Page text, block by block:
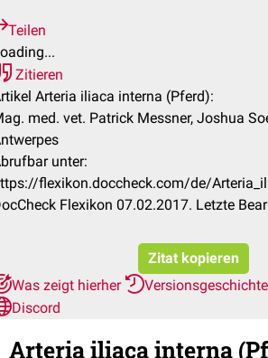
Teilen
Zitieren
Arteria iliaca interna (Pferd):
med. vet. Patrick Messner, Joshua
unter:
flexikon.doccheck.com/de/
Flexikon 07.02.2017. Letzte
Zitat kopieren
Was zeigt hierher
Versionsgeschichte
Discord
Arteria iliaca interna